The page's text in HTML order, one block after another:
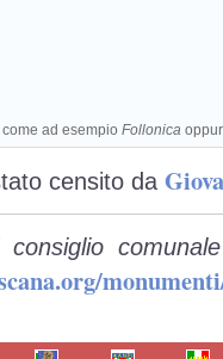
ad esempio Follonica
censito da
consiglio